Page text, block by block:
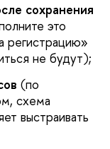
сохранения
это
регистрацию»
не будут);
(по
схема
выстраивать